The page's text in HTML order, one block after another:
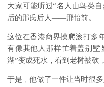
大家可能听过“名人山鸟类
后的邢氏后人——邢怡前。
这位在香港商界摸爬滚打多
有像其他人那样忙着盖别墅
湖”变成死水，看到老树被砍
于是，他做了一件让当时很多